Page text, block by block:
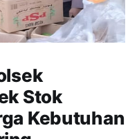
Stok
Kebutuhan